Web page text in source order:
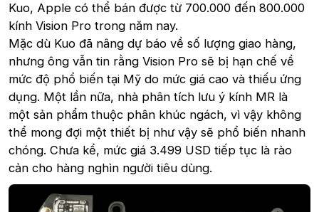
Kuo, Apple có thể bán được từ 700.000 đến 800.000
kính Vision Pro trong năm nay.
Mặc dù Kuo đã nâng dự báo về số lượng giao hàng,
nhưng ông vẫn tin rằng Vision Pro sẽ bị hạn chế về
mức độ phổ biến tại Mỹ do mức giá cao và thiếu ứng
dụng. Một lần nữa, nhà phân tích lưu ý kính MR là
một sản phẩm thuộc phân khúc ngách, vì vậy không
thể mong đợi một thiết bị như vậy sẽ phổ biến nhanh
chóng. Chưa kể, mức giá 3.499 USD tiếp tục là rào
cản cho hàng nghìn người tiêu dùng.